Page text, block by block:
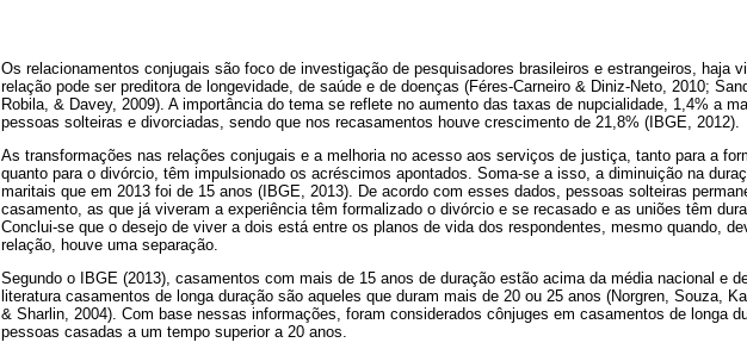
Os relacionamentos conjugais são foco de investigação de pesquisadores brasileiros e estrangeiros, haja
relação pode ser preditora de longevidade, de saúde e de doenças (Féres-Carneiro & Diniz-Neto, 2010;
Robila, & Davey, 2009). A importância do tema se reflete no aumento das taxas de nupcialidade, 1,4% a
pessoas solteiras e divorciadas, sendo que nos recasamentos houve crescimento de 21,8% (IBGE, 2012).
As transformações nas relações conjugais e a melhoria no acesso aos serviços de justiça, tanto para a
quanto para o divórcio, têm impulsionado os acréscimos apontados. Soma-se a isso, a diminuição na
maritais que em 2013 foi de 15 anos (IBGE, 2013). De acordo com esses dados, pessoas solteiras
casamento, as que já viveram a experiência têm formalizado o divórcio e se recasado e as uniões têm
Conclui-se que o desejo de viver a dois está entre os planos de vida dos respondentes, mesmo quando,
relação, houve uma separação.
Segundo o IBGE (2013), casamentos com mais de 15 anos de duração estão acima da média nacional e
literatura casamentos de longa duração são aqueles que duram mais de 20 ou 25 anos (Norgren, Souza,
& Sharlin, 2004). Com base nessas informações, foram considerados cônjuges em casamentos de longa
pessoas casadas a um tempo superior a 20 anos.